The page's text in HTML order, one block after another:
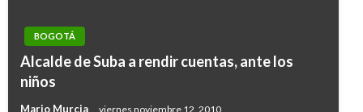
BOGOTÁ
Alcalde de Suba a rendir cuentas, ante los
niños
Mario Murcia viernes noviembre 12, 2010